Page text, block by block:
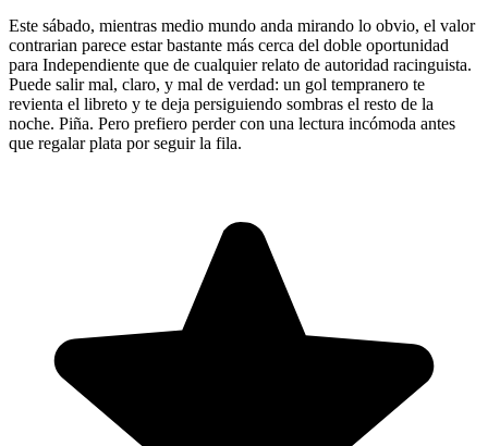
Este sábado, mientras medio mundo anda mirando lo obvio, el valor
contrarian parece estar bastante más cerca del doble oportunidad
para Independiente que de cualquier relato de autoridad racinguista.
Puede salir mal, claro, y mal de verdad: un gol tempranero te
revienta el libreto y te deja persiguiendo sombras el resto de la
noche. Piña. Pero prefiero perder con una lectura incómoda antes
que regalar plata por seguir la fila.